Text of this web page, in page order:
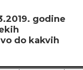
godine
do kakvih